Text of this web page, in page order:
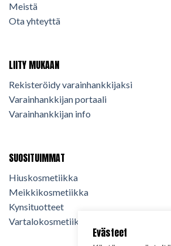
Meistä
Ota yhteyttä
LIITY MUKAAN
Rekisteröidy varainhankkijaksi
Varainhankkijan portaali
Varainhankkijan info
SUOSITUIMMAT
Hiuskosmetiikka
Meikkikosmetiikka
Kynsituotteet
Vartalokosmetiikka
Evästeet